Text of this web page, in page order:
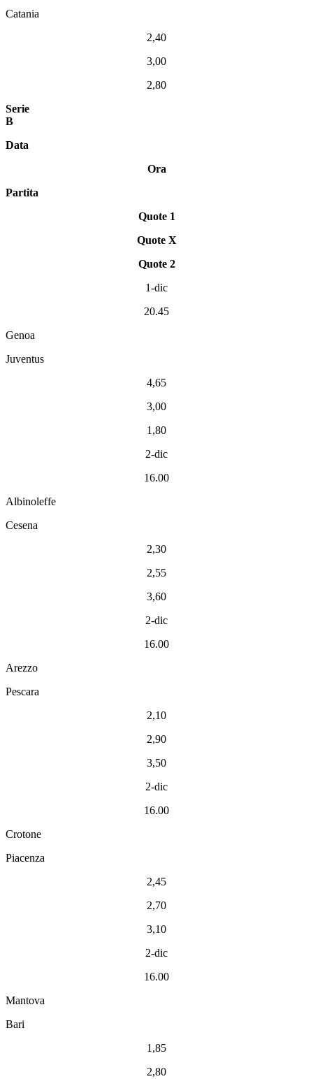
Catania
2,40
3,00
2,80
Serie
B
Data
Ora
Partita
Quote 1
Quote X
Quote 2
1-dic
20.45
Genoa
Juventus
4,65
3,00
1,80
2-dic
16.00
Albinoleffe
Cesena
2,30
2,55
3,60
2-dic
16.00
Arezzo
Pescara
2,10
2,90
3,50
2-dic
16.00
Crotone
Piacenza
2,45
2,70
3,10
2-dic
16.00
Mantova
Bari
1,85
2,80